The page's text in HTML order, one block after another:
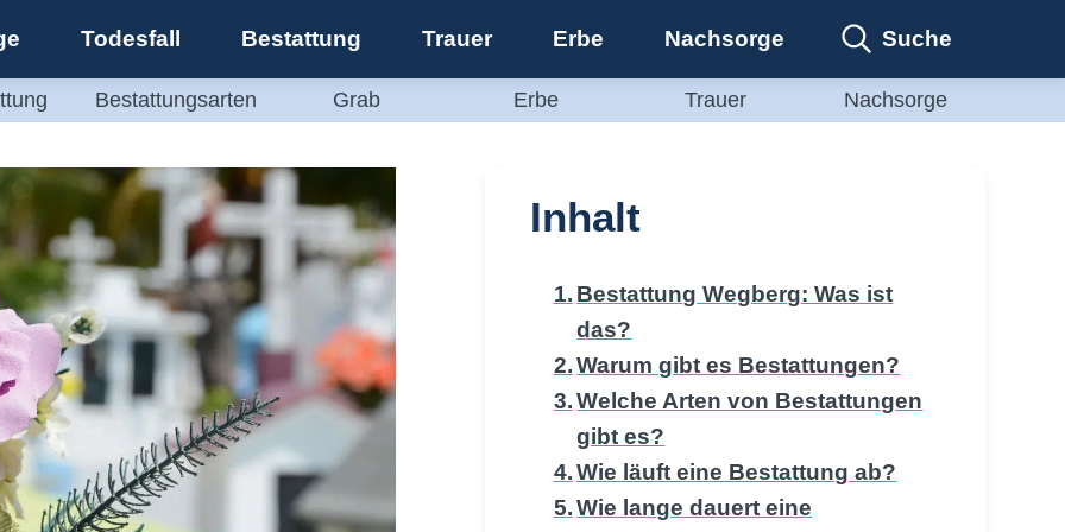
Todesfall Bestattung Trauer Erbe Nachsorge Suche
Bestattungsarten Grab Erbe Trauer Nachsorge
Inhalt
Bestattung Wegberg: Was ist
das?
Warum gibt es Bestattungen?
Welche Arten von Bestattungen
gibt es?
Wie läuft eine Bestattung ab?
Wie lange dauert eine